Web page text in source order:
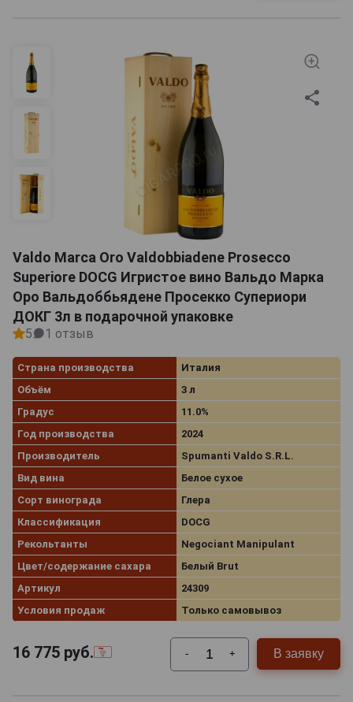
Valdo Marca Oro Valdobbiadene Prosecco
Superiore DOCG Игристое вино Вальдо Марка
Оро Вальдоббьядене Просекко Супериори
ДОКГ 3л в подарочной упаковке
5 1 отзыв
Страна производства
Италия
Объём
3 л
Градус
11.0%
Год производства
2024
Производитель
Spumanti Valdo S.R.L.
Вид вина
Белое сухое
Сорт винограда
Глера
Классификация
DOCG
Рекольтанты
Negociant Manipulant
Цвет/содержание сахара
Белый Brut
Артикул
24309
Условия продаж
Только самовывоз
16 775 руб. - + В заявку